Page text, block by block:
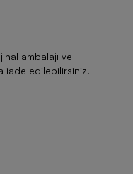
ambalajı ve
iade edilebilirsiniz.